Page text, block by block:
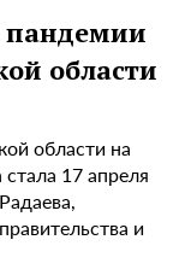
пандемии
области
области на
17 апреля
и